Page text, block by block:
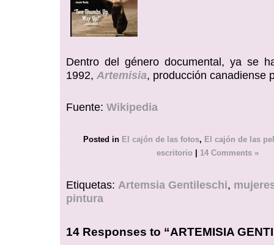
Dentro del género documental, ya se
1992,Artemisia, producción canadiense
Fuente:Wikipedia
Posted inEl cajón de las fotos,El cajón de las
escritorio | 14 Comments »
Etiquetas:Artemsia Gentileschi,
pintura
14 Responses to “ARTEMISIA